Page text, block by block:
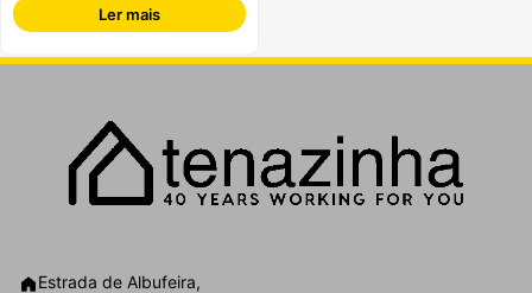
Ler mais
Estrada de Albufeira,